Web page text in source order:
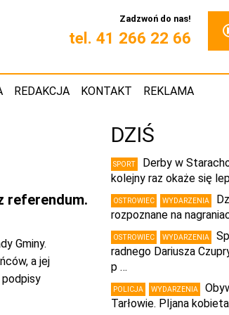
Zadzwoń do nas!
tel. 41 266 22 66
REDAKCJA KONTAKT REKLAMA
referendum.
Gminy.
a jej
podpisy
DZIŚ
SPORT
Derby w
kolejny raz okaże się
OSTROWIEC WYDARZENIA
rozpoznane na
OSTROWIEC WYDARZENIA
radnego Dariusza
p …
POLICJA WYDARZENIA
Tarłowie. PIjana